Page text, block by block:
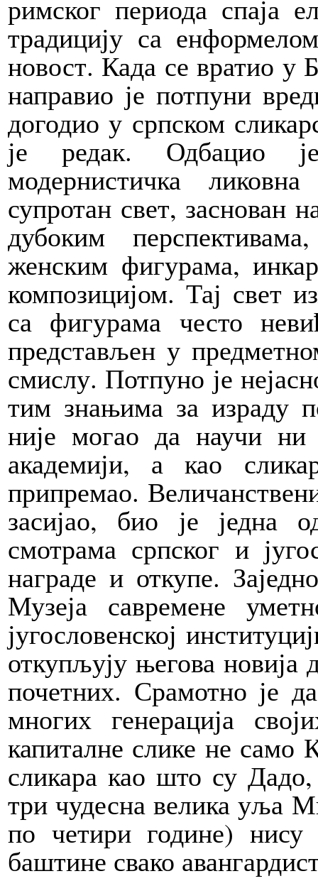
римског периода спаја
традицију са
новост. Када се вратио у
направио је потпуни
догодио у српском
је редак. Одбацио је
модернистичка
супротан свет, заснован
дубоким
женским фигурама,
композицијом. Тај свет
са фигурама често
представљен у
смислу. Потпуно је
тим знањима за израду
није могао да научи ни
академији, а као
припремао.
засијао, био је једна
смотрама српског и
награде и откупе.
Музеја савремене
југословенској
откупљују његова новија
почетних. Срамотно је
многих генерација
капиталне слике не само
сликара као што су
три чудесна велика уља
по четири године)
баштине свако